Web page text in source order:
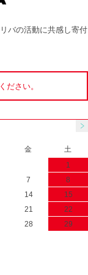
バの活動に共感し寄付
ださい。
金
土
1
7
8
14
15
21
22
28
29